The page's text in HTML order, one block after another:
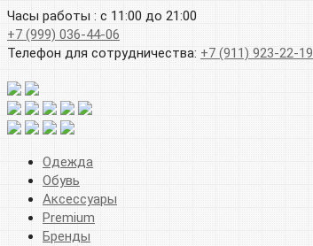
Часы работы : с 11:00 до 21:00
+7 (999) 036-44-06
Телефон для сотрудничества: +7 (911) 923-22-19
Одежда
Обувь
Аксессуары
Premium
Бренды